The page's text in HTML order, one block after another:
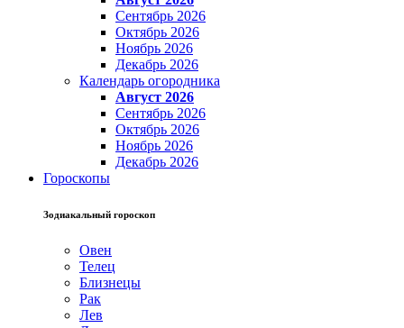
Сентябрь 2026
Октябрь 2026
Ноябрь 2026
Декабрь 2026
Календарь огородника
Август 2026
Сентябрь 2026
Октябрь 2026
Ноябрь 2026
Декабрь 2026
Гороскопы
Зодиакальный гороскоп
Овен
Телец
Близнецы
Рак
Лев